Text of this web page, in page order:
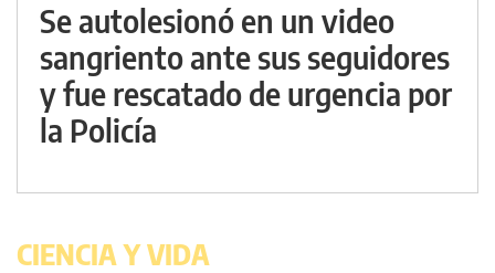
Se autolesionó en un video
sangriento ante sus seguidores
y fue rescatado de urgencia por
la Policía
CIENCIA Y VIDA